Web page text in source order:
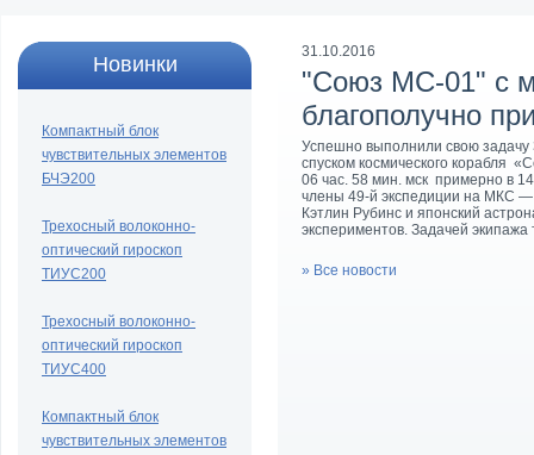
Новинки
Компактный блок
чувствительных элементов
БЧЭ200
Трехосный волоконно-
оптический гироскоп
ТИУС200
Трехосный волоконно-
оптический гироскоп
ТИУС400
Компактный блок
чувствительных элементов
31.10.2016
"Союз МC-01" с
благополучно
Успешно выполнили свою задачу
спуском космического корабля
06 час. 58 мин. мск примерно в
члены 49-й экспедиции на МКС —
Кэтлин Рубинс и японский
экспериментов. Задачей
» Все новости